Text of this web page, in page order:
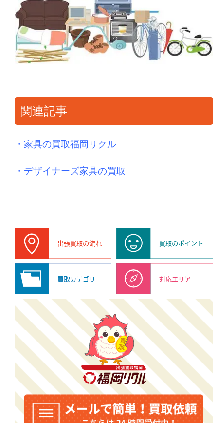
関連記事
・ 家具の買取福岡リクル
・デザイナーズ家具の買取